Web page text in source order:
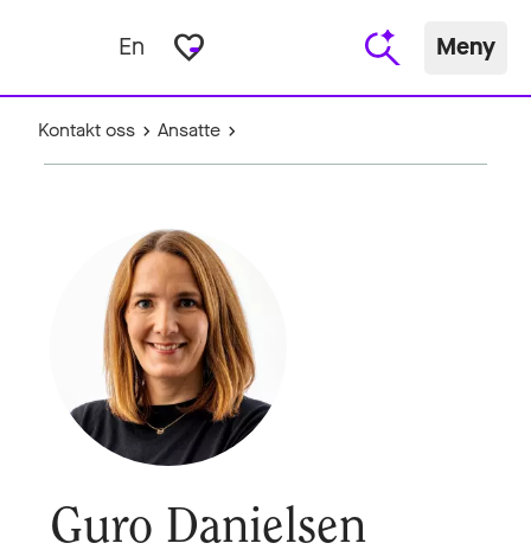
En favorite_border Meny
Kontakt oss Ansatte
Guro Danielsen